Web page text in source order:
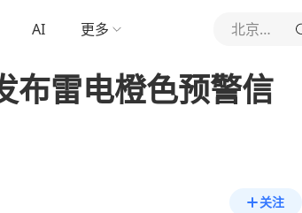
AI 更多 北京青年报官网
布雷电橙色预警信
关注